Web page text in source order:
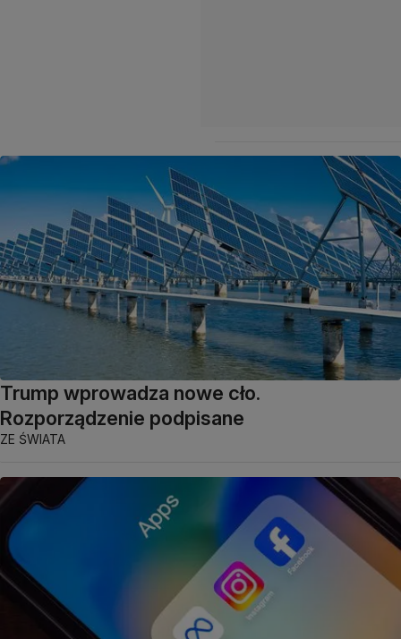
Trump wprowadza nowe cło.
Rozporządzenie podpisane
ZE ŚWIATA